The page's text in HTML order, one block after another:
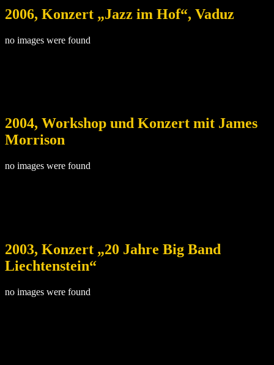
2006, Konzert „Jazz im Hof“, Vaduz
no images were found
2004, Workshop und Konzert mit James
Morrison
no images were found
2003, Konzert „20 Jahre Big Band
Liechtenstein“
no images were found